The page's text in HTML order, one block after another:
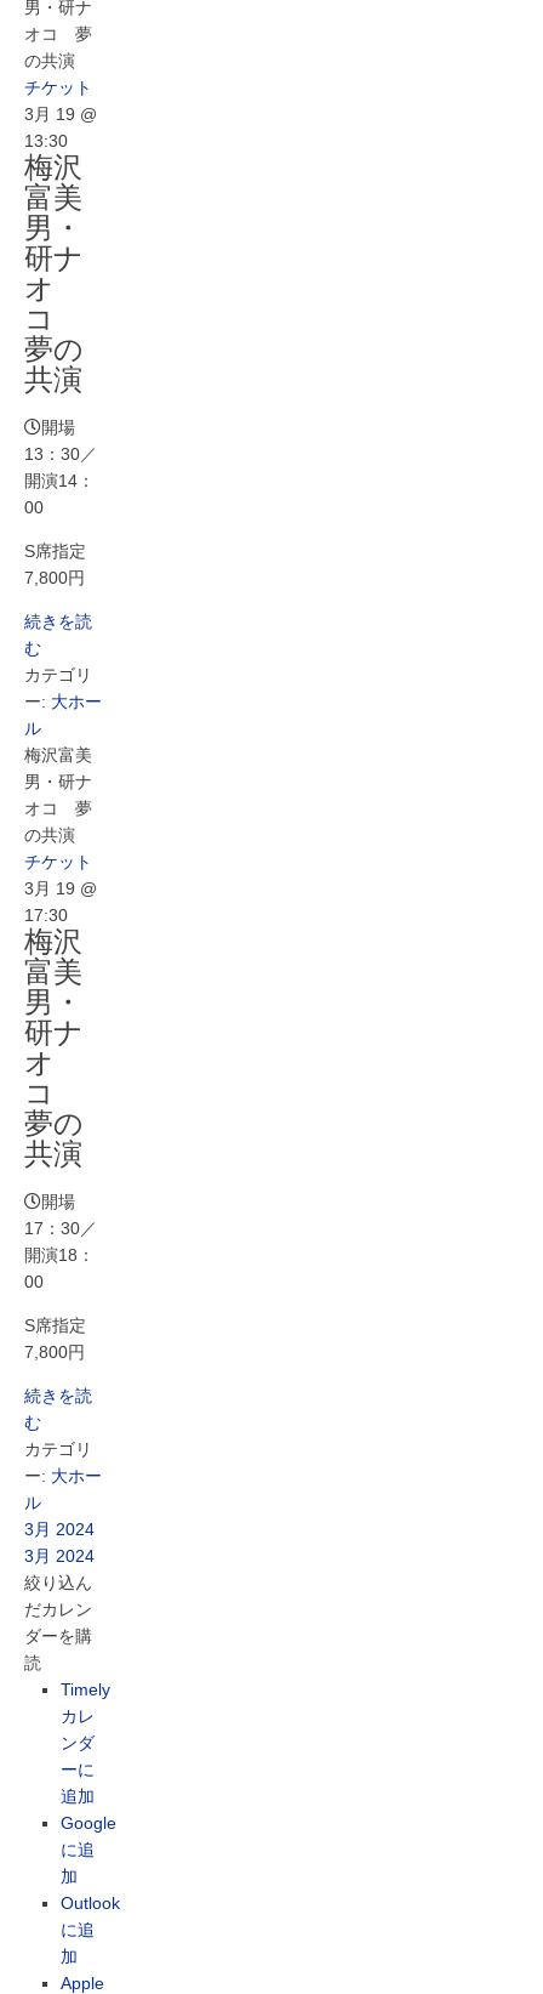
男・研ナ
オコ 夢
の共演
チケット
3月 19 @
13:30
梅沢
富美
男・
研ナ
オ
コ
夢の
共演
開場
13：30／
開演14：
00
S席指定
7,800円
続きを読
む
カテゴリ
ー: 大ホー
ル
梅沢富美
男・研ナ
オコ 夢
の共演
チケット
3月 19 @
17:30
梅沢
富美
男・
研ナ
オ
コ
夢の
共演
開場
17：30／
開演18：
00
S席指定
7,800円
続きを読
む
カテゴリ
ー: 大ホー
ル
3月 2024
3月 2024
絞り込ん
だカレン
ダーを購
読
Timely
カレ
ンダ
ーに
追加
Google
に追
加
Outlook
に追
加
Apple